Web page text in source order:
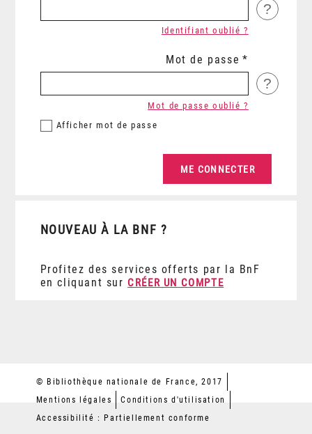
?
Identifiant oublié ?
Mot de passe
?
Afficher mot de passe
Mot de passe oublié ?
NOUVEAU À LA BNF ?
Profitez des services offerts par la BnF
en cliquant sur CRÉER UN COMPTE
© Bibliothèque nationale de France, 2017
Mentions légales
Conditions d'utilisation
Accessibilité : Partiellement conforme